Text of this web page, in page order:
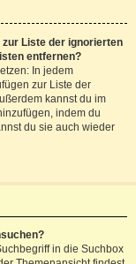
Liste der ignorierten
entfernen?
In jedem
zur Liste der
kannst du im
indem du
du sie auch wieder
in die Suchbox